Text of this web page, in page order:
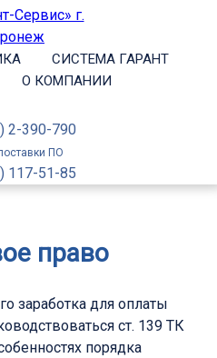
СИСТЕМА ГАРАНТ
О КОМПАНИИ
2-390-790
ПО
117-51-85
право
заработка для оплаты
ст. 139 ТК
порядка